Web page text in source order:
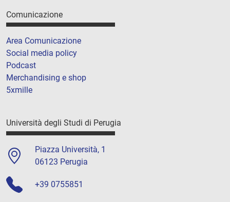
Comunicazione
Area Comunicazione
Social media policy
Podcast
Merchandising e shop
5xmille
Università degli Studi di Perugia
Piazza Università, 1
06123 Perugia
+39 0755851